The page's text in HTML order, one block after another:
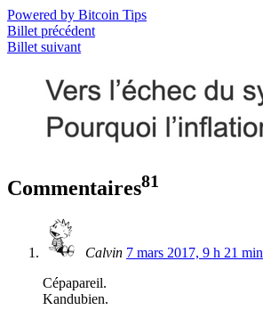
Powered by Bitcoin Tips
Billet précédent
Billet suivant
Commentaires81
Calvin 7 mars 2017, 9 h 21 min
Cépapareil.
Kandubien.